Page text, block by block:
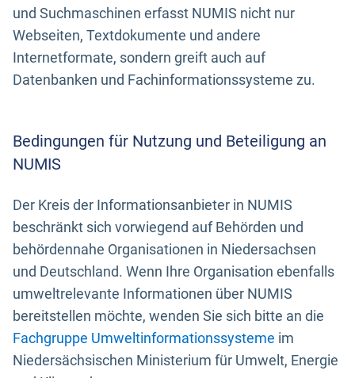
und Suchmaschinen erfasst NUMIS nicht nur
Webseiten, Textdokumente und andere
Internetformate, sondern greift auch auf
Datenbanken und Fachinformationssysteme zu.
Bedingungen für Nutzung und Beteiligung an
NUMIS
Der Kreis der Informationsanbieter in NUMIS
beschränkt sich vorwiegend auf Behörden und
behördennahe Organisationen in Niedersachsen
und Deutschland. Wenn Ihre Organisation ebenfalls
umweltrelevante Informationen über NUMIS
bereitstellen möchte, wenden Sie sich bitte an die
Fachgruppe Umweltinformationssysteme im
Niedersächsischen Ministerium für Umwelt, Energie